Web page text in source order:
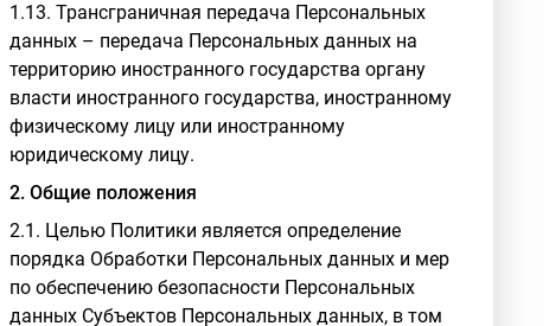
1.13. Трансграничная передача Персональных
данных – передача Персональных данных на
территорию иностранного государства органу
власти иностранного государства, иностранному
физическому лицу или иностранному
юридическому лицу.
2. Общие положения
2.1. Целью Политики является определение
порядка Обработки Персональных данных и мер
по обеспечению безопасности Персональных
данных Субъектов Персональных данных, в том